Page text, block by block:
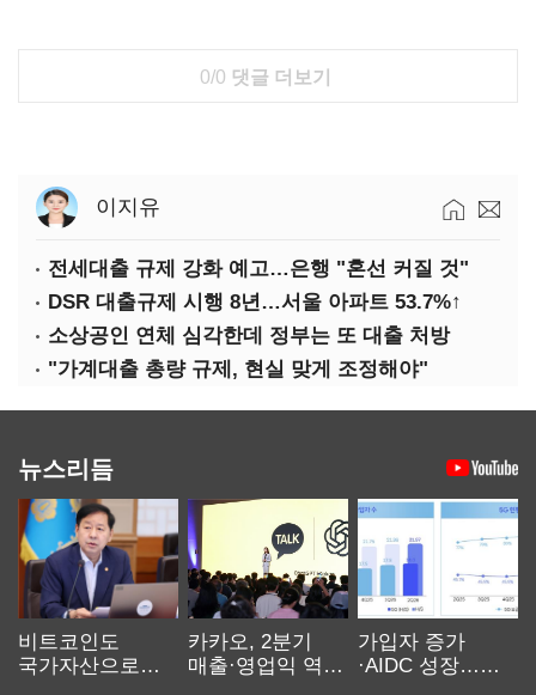
0/0 댓글 더보기
이지유
전세대출 규제 강화 예고…은행 "혼선 커질 것"
DSR 대출규제 시행 8년…서울 아파트 53.7%↑
소상공인 연체 심각한데 정부는 또 대출 처방
"가계대출 총량 규제, 현실 맞게 조정해야"
뉴스리듬
비트코인도
국가자산으로…'
카카오, 2분기
매출·영업익 역대
가입자 증가
·AIDC 성장…